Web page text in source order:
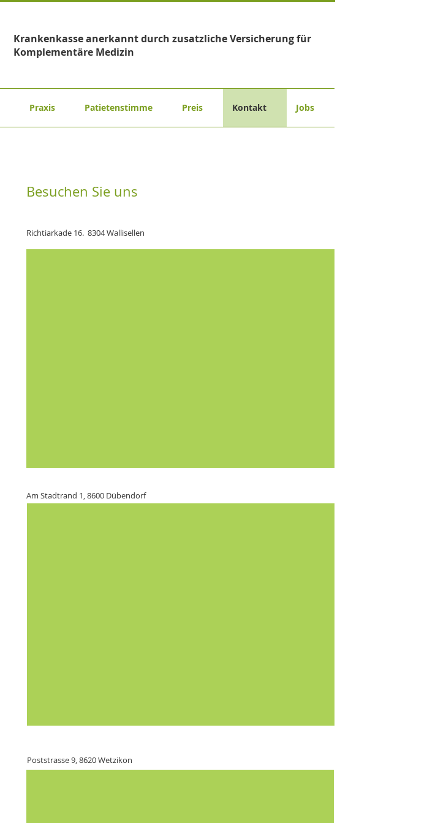
Krankenkasse anerkannt durch zusatzliche Versicherung für
Komplementäre Medizin
Praxis Patietenstimme Preis Kontakt Jobs
Besuchen Sie uns
Richtiarkade 16. 8304 Wallisellen
Am Stadtrand 1, 8600 Dübendorf
Poststrasse 9, 8620 Wetzikon